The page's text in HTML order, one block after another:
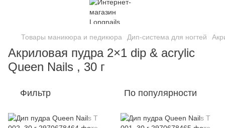
Товары маникюра и педикюра Дип-система для ногтей
Акриловая пудра 2×1 dip & acrylic
Queen Nails , 30 г
Фильтр По популярности